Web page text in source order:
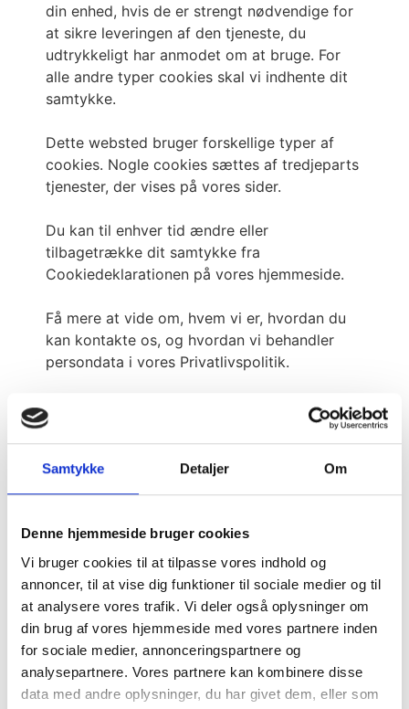
Samtykke Detaljer Om
Denne hjemmeside bruger cookies
Vi bruger cookies til at tilpasse vores indhold og
annoncer, til at vise dig funktioner til sociale medier og til
at analysere vores trafik. Vi deler også oplysninger om
din brug af vores hjemmeside med vores partnere inden
for sociale medier, annonceringspartnere og
analysepartnere. Vores partnere kan kombinere disse
data med andre oplysninger, du har givet dem, eller som
din enhed, hvis de er strengt nødvendige for
at sikre leveringen af den tjeneste, du
udtrykkeligt har anmodet om at bruge. For
alle andre typer cookies skal vi indhente dit
samtykke.
Dette websted bruger forskellige typer af
cookies. Nogle cookies sættes af tredjeparts
tjenester, der vises på vores sider.
Du kan til enhver tid ændre eller
tilbagetrække dit samtykke fra
Cookiedeklarationen på vores hjemmeside.
Få mere at vide om, hvem vi er, hvordan du
kan kontakte os, og hvordan vi behandler
persondata i vores Privatlivspolitik.
Angiv venligst dit samtykke-ID og -dato, når
du kontakter os angående dit samtykke.
Dit samtykke gælder for følgende domæner:
Ændring af dit samtykke
Cookiedeklarationen er sidst opdateret d.
05/02/2026 afCookiebot:
Nødvendig (3)
Nødvendige cookies hjælper med at gøre